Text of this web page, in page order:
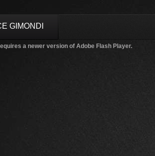
GIMONDI
a newer version of Adobe Flash Player.